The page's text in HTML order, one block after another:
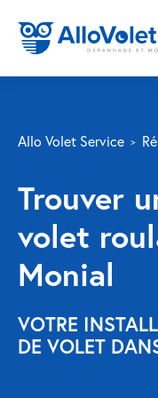
Volet roulant
Réparation
Volet roulant Velux
Au-delà de la fenêtre
Réparation store banne
Réparation portail
Allo Volet Service
Trouver
volet
Monial
VOTRE
DE VOLET